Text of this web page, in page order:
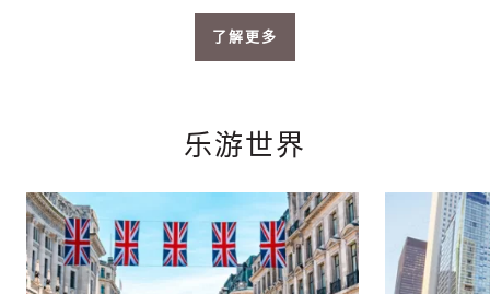
了解更多
乐游世界